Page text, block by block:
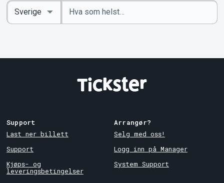
Angi
nøkkelord
Select
Country
Support
Last ner billett
Support
Kjøps- og
leveringsbetingelser
Arrangør?
Selg med oss!
Logg inn på Manager
System Support